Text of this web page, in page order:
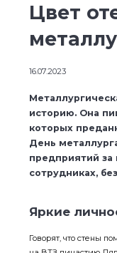
Цвет
16.07.2023
историю. Она
которых
День
предприятий
сотрудниках,
Яркие
Говорят, что стены